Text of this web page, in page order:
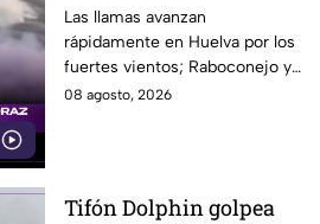
comunidades en
Huelva
Las llamas avanzan
rápidamente en Huelva por los
fuertes vientos; Raboconejo y
Caballón fueron evacuadas
08 agosto, 2026
Tifón Dolphin golpea